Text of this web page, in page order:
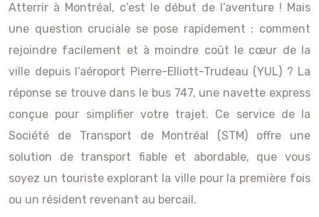
Atterrir à Montréal, c’est le début de l’aventure ! Mais
une question cruciale se pose rapidement : comment
rejoindre facilement et à moindre coût le cœur de la
ville depuis l’aéroport Pierre-Elliott-Trudeau (YUL) ? La
réponse se trouve dans le bus 747, une navette express
conçue pour simplifier votre trajet. Ce service de la
Société de Transport de Montréal (STM) offre une
solution de transport fiable et abordable, que vous
soyez un touriste explorant la ville pour la première fois
ou un résident revenant au bercail.